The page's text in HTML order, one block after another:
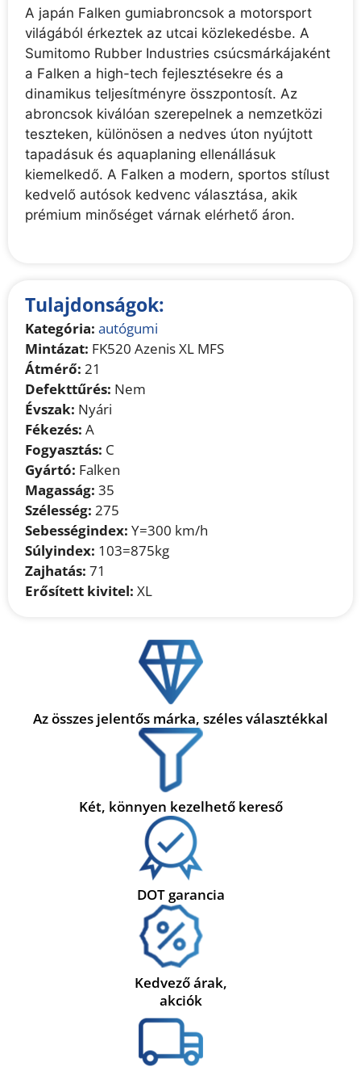
A japán Falken gumiabroncsok a motorsport
világából érkeztek az utcai közlekedésbe. A
Sumitomo Rubber Industries csúcsmárkájaként
a Falken a high-tech fejlesztésekre és a
dinamikus teljesítményre összpontosít. Az
abroncsok kiválóan szerepelnek a nemzetközi
teszteken, különösen a nedves úton nyújtott
tapadásuk és aquaplaning ellenállásuk
kiemelkedő. A Falken a modern, sportos stílust
kedvelő autósok kedvenc választása, akik
prémium minőséget várnak elérhető áron.
Tulajdonságok:
Kategória: autógumi
Mintázat: FK520 Azenis XL MFS
Átmérő: 21
Defekttűrés: Nem
Évszak: Nyári
Fékezés: A
Fogyasztás: C
Gyártó: Falken
Magasság: 35
Szélesség: 275
Sebességindex: Y=300 km/h
Súlyindex: 103=875kg
Zajhatás: 71
Erősített kivitel: XL
Az összes jelentős márka, széles választékkal
Két, könnyen kezelhető kereső
DOT garancia
Kedvező árak,
akciók